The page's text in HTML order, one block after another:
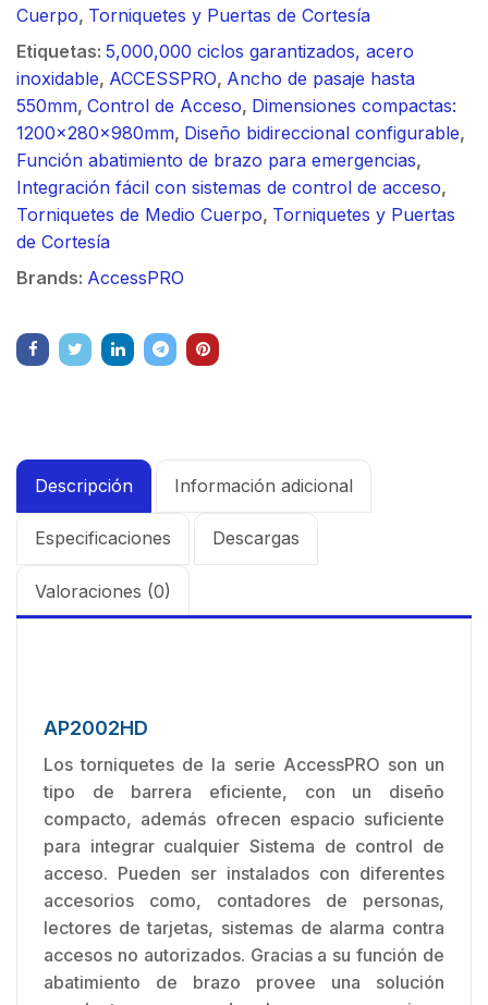
Cuerpo, Torniquetes y Puertas de Cortesía
Etiquetas: 5,000,000 ciclos garantizados, acero
inoxidable, ACCESSPRO, Ancho de pasaje hasta
550mm, Control de Acceso, Dimensiones compactas:
1200x280x980mm, Diseño bidireccional configurable,
Función abatimiento de brazo para emergencias,
Integración fácil con sistemas de control de acceso,
Torniquetes de Medio Cuerpo, Torniquetes y Puertas
de Cortesía
Brands: AccessPRO
Descripción Información adicional
Especificaciones Descargas
Valoraciones (0)
AP2002HD
Los torniquetes de la serie AccessPRO son un
tipo de barrera eficiente, con un diseño
compacto, además ofrecen espacio suficiente
para integrar cualquier Sistema de control de
acceso. Pueden ser instalados con diferentes
accesorios como, contadores de personas,
lectores de tarjetas, sistemas de alarma contra
accesos no autorizados. Gracias a su función de
abatimiento de brazo provee una solución